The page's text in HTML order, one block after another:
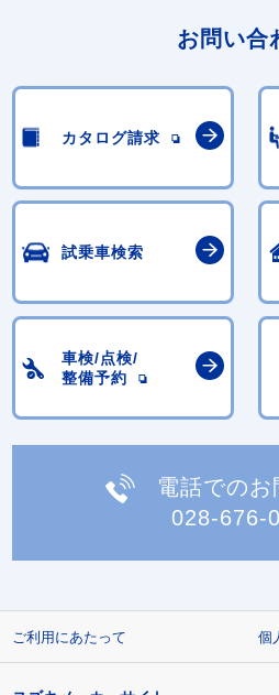
お問い合
カタログ請求
試乗車検索
車検/点検/
整備予約
電話でのお
028-676-
ご利用にあたって 個